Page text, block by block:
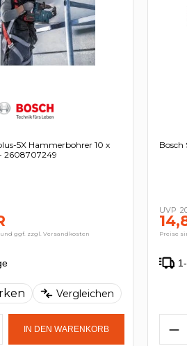
5X Hammerbohrer 10 x
2608707249
ggf. zzgl. Versandkosten
Vergleichen
IN DEN WARENKORB
Bosch
Preise